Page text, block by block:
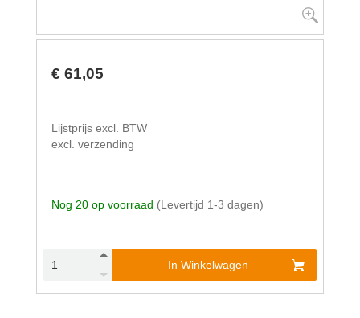
€ 61,05
Lijstprijs excl. BTW
excl. verzending
Nog 20 op voorraad (Levertijd 1-3 dagen)
In Winkelwagen